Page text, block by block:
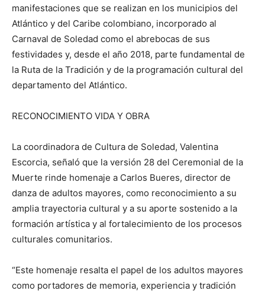
manifestaciones que se realizan en los municipios del
Atlántico y del Caribe colombiano, incorporado al
Carnaval de Soledad como el abrebocas de sus
festividades y, desde el año 2018, parte fundamental de
la Ruta de la Tradición y de la programación cultural del
departamento del Atlántico.
RECONOCIMIENTO VIDA Y OBRA
La coordinadora de Cultura de Soledad, Valentina
Escorcia, señaló que la versión 28 del Ceremonial de la
Muerte rinde homenaje a Carlos Bueres, director de
danza de adultos mayores, como reconocimiento a su
amplia trayectoria cultural y a su aporte sostenido a la
formación artística y al fortalecimiento de los procesos
culturales comunitarios.
“Este homenaje resalta el papel de los adultos mayores
como portadores de memoria, experiencia y tradición